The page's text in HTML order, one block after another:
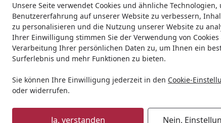
Unsere Seite verwendet Cookies und ähnliche Technologien,
Benutzererfahrung auf unserer Website zu verbessern,
zu personalisieren und die Nutzung unserer Website zu
Ihrer Einwilligung stimmen Sie der Verwendung von
Verarbeitung Ihrer persönlichen Daten zu, um Ihnen ein
Surferlebnis und mehr Funktionen zu bieten.
Sie können Ihre Einwilligung jederzeit in den Cookie-
oder widerrufen.
Ja, verstanden Nein,
Hund Katze Aquaristik Teich Andere Tierarten
Startseite
Hund BARF & Frostfutter Komplettmenüs Die